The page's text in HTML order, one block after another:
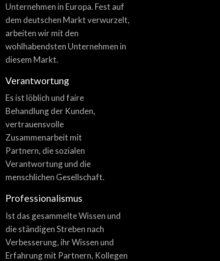
Unternehmen in Europa. Fest auf
dem deutschen Markt verwurzelt,
arbeiten wir mit den
wohlhabendsten Unternehmen in
diesem Markt.
Verantwortung
Es ist löblich und faire
Behandlung der Kunden,
vertrauensvolle
Zusammenarbeit mit
Partnern, die sozialen
Verantwortung und die
menschlichen Gesellschaft.
Professionalismus
Ist das gesammelte Wissen und
die ständigen Streben nach
Verbesserung, ihr Wissen und
Erfahrung mit Partnern, Kollegen